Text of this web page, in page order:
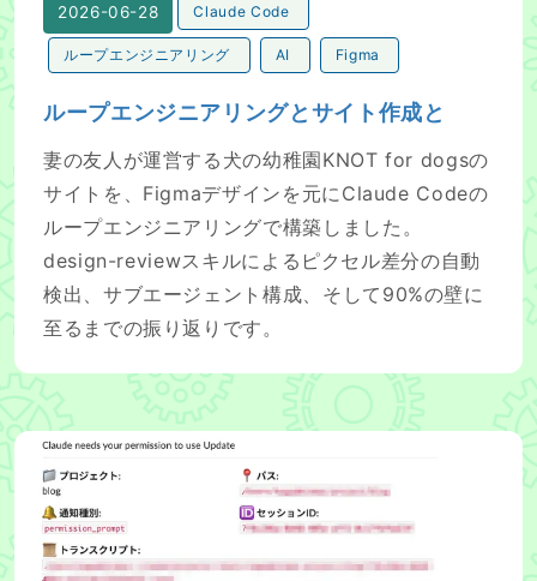
2026-06-28 Claude Code
ループエンジニアリング AI Figma
ループエンジニアリングとサイト作成と
妻の友人が運営する犬の幼稚園KNOT for dogsの
サイトを、Figmaデザインを元にClaude Codeの
ループエンジニアリングで構築しました。
design-reviewスキルによるピクセル差分の自動
検出、サブエージェント構成、そして90%の壁に
至るまでの振り返りです。
Claude CodeのRemote Controlを使い倒すために、